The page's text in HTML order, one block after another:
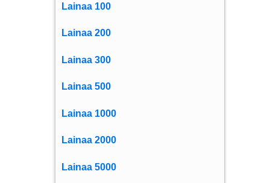
Lainaa 100
Lainaa 200
Lainaa 300
Lainaa 500
Lainaa 1000
Lainaa 2000
Lainaa 5000